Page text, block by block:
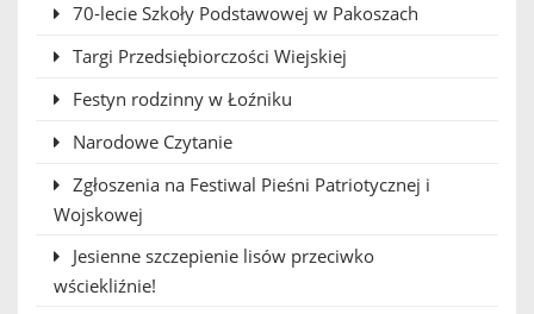
70-lecie Szkoły Podstawowej w Pakoszach
Targi Przedsiębiorczości Wiejskiej
Festyn rodzinny w Łoźniku
Narodowe Czytanie
Zgłoszenia na Festiwal Pieśni Patriotycznej i
Wojskowej
Jesienne szczepienie lisów przeciwko
wściekliźnie!